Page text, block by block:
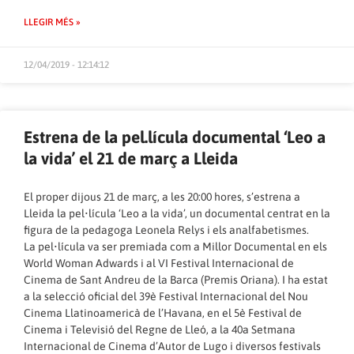
LLEGIR MÉS »
12/04/2019 - 12:14:12
Estrena de la pel.lícula documental ‘Leo a
la vida’ el 21 de març a Lleida
El proper dijous 21 de març, a les 20:00 hores, s’estrena a
Lleida la pel•lícula ‘Leo a la vida’, un documental centrat en la
figura de la pedagoga Leonela Relys i els analfabetismes.
La pel•lícula va ser premiada com a Millor Documental en els
World Woman Adwards i al VI Festival Internacional de
Cinema de Sant Andreu de la Barca (Premis Oriana). I ha estat
a la selecció oficial del 39è Festival Internacional del Nou
Cinema Llatinoamericà de l’Havana, en el 5è Festival de
Cinema i Televisió del Regne de Lleó, a la 40a Setmana
Internacional de Cinema d’Autor de Lugo i diversos festivals